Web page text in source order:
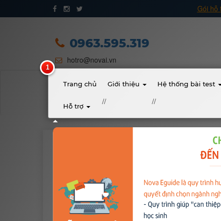
Trang chủ
Giới thiệu
Quy trình hướng nghiệp
Khóa học
Nhóm ngành nghề
Gương sáng học sinh - người nổi tiếng
Gói hỗ
0963.595.319
hotro@novai.vn
Trang chủ
//
Giới thiệu
//
Hệ thống bài test
Hỗ trợ
I. Sự cần thiết của việc lập kế hoạch cá nhân
Kế hoạch cá nhân là sự dự kiến nội dung,